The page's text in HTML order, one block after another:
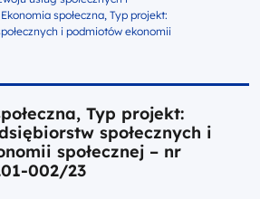
społeczna, Typ projekt:
i podmiotów ekonomii
Typ projekt:
społecznych i
społecznej – nr
002/23